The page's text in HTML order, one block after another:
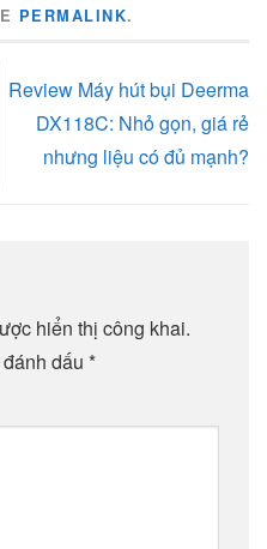
PERMALINK.
Review Máy hút bụi Deerma
DX118C: Nhỏ gọn, giá rẻ
nhưng liệu có đủ mạnh?
hiển thị công khai.
dấu *